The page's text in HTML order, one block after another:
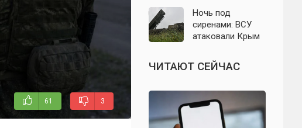
61 3
которые
православным
нельзя есть даже
Ночь под
сиренами: ВСУ
атаковали Крым
— свежие
подробности на 9
ЧИТАЮТ СЕЙЧАС